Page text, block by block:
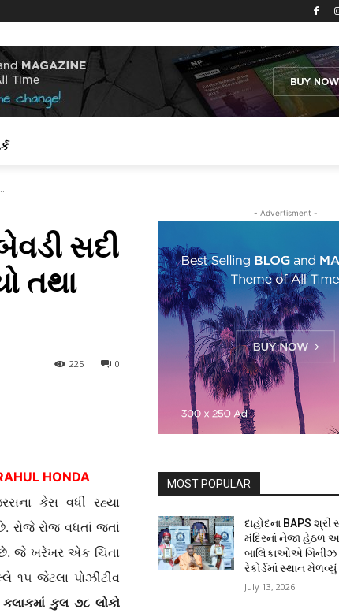
સદી
તથા
0
225
HONDA
કેસ વધી રહ્યા
રોજે રોજ વધતાં જતાં
છે. જે ખરેખર એક ચિંતા
૧૫ જેટલા પોઝીટીવ
કુલ ૭૮ લોકો
- Advertisment -
MOST POPULAR
દાહોદના BAPS શ્રી
મંદિરનાં નેજા હેઠળ
બાલિકાઓએ
રેકોર્ડમાં સ્થાન મેળવ્યું
July 13, 2026